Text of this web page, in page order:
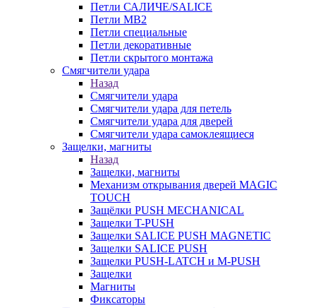
Петли САЛИЧЕ/SALICE
Петли MB2
Петли специальные
Петли декоративные
Петли скрытого монтажа
Смягчители удара
Назад
Смягчители удара
Смягчители удара для петель
Смягчители удара для дверей
Cмягчители удара самоклеящиеся
Защелки, магниты
Назад
Защелки, магниты
Механизм открывания дверей MAGIC
TOUCH
Защёлки PUSH MECHANICAL
Защелки T-PUSH
Защелки SALICE PUSH MAGNETIC
Защелки SALICE PUSH
Защелки PUSH-LATCH и M-PUSH
Защелки
Магниты
Фиксаторы